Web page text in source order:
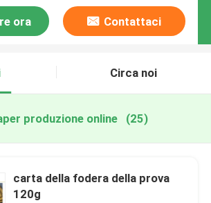
ora Contattaci
Circa noi
produzione online (25)
carta della fodera della prova
120g